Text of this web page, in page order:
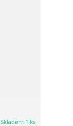
Skladem 1 ks